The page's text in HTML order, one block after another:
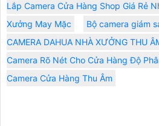
Lắp Camera Cửa Hàng Shop Giá Rẻ
Xưởng May Mặc
Bộ camera giám
CAMERA DAHUA NHÀ XƯỞNG THU
Camera Rõ Nét Cho Cửa Hàng Độ
Camera Cửa Hàng Thu Âm